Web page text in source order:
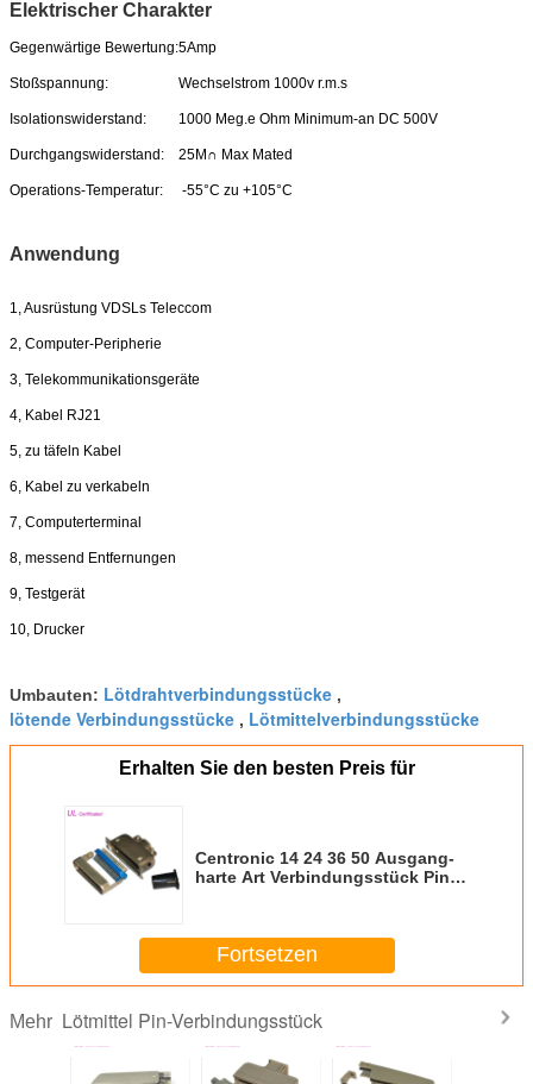
Elektrischer Charakter
Gegenwärtige Bewertung:5Amp
Stoßspannung: Wechselstrom 1000v r.m.s
Isolationswiderstand: 1000 Meg.e Ohm Minimum-an DC 500V
Durchgangswiderstand: 25M∩ Max Mated
Operations-Temperatur: -55°C zu +105°C
Anwendung
1, Ausrüstung VDSLs Teleccom
2, Computer-Peripherie
3, Telekommunikationsgeräte
4, Kabel RJ21
5, zu täfeln Kabel
6, Kabel zu verkabeln
7, Computerterminal
8, messend Entfernungen
9, Testgerät
10, Drucker
Umbauten: Lötdrahtverbindungsstücke ,
lötende Verbindungsstücke , Lötmittelverbindungsstücke
Erhalten Sie den besten Preis für
Centronic 14 24 36 50 Ausgang-
harte Art Verbindungsstück Pin
Fortsetzen
Mehr Lötmittel Pin-Verbindungsstück